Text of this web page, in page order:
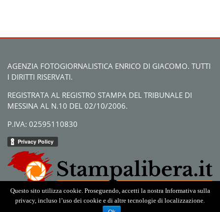
AGENZIA FOTOGIORNALISTICA ENRICO DI GIACOMO. TUTTI
I DIRITTI RISERVATI.
REGISTRATA AL REGISTRO STAMPA DEL TRIBUNALE DI
MESSINA AL N.10 DEL 02/10/2006.
P.IVA: 02595110830
Questo sito utilizza cookie. Proseguendo, accetti la nostra Informativa sulla
privacy, incluso l’uso dei cookie e di altre tecnologie di localizzazione.